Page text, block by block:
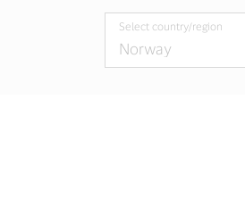
Select country/region